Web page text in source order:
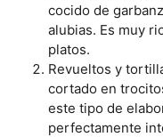
cocido de
alubias. Es muy
platos.
Revueltos y
cortado en
este tipo de
perfectamente